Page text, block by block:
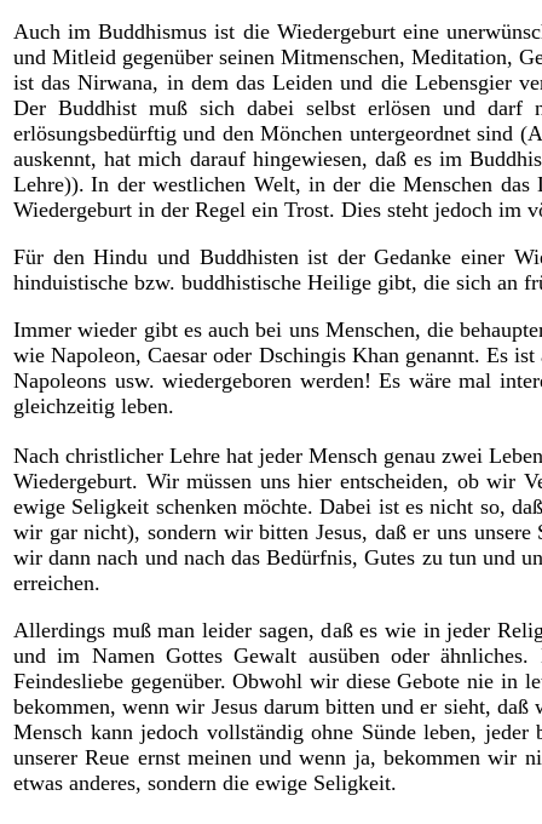
Auch im Buddhismus ist die Wiedergeburt eine
und Mitleid gegenüber seinen Mitmenschen, Meditation,
ist das Nirwana, in dem das Leiden und die Lebensgier
Der Buddhist muß sich dabei selbst erlösen und
erlösungsbedürftig und den Mönchen untergeordnet sind
auskennt, hat mich darauf hingewiesen, daß es im
Lehre)). In der westlichen Welt, in der die Menschen das
Wiedergeburt in der Regel ein Trost. Dies steht jedoch im
Für den Hindu und Buddhisten ist der Gedanke einer
hinduistische bzw. buddhistische Heilige gibt, die sich an
Immer wieder gibt es auch bei uns Menschen, die
wie Napoleon, Caesar oder Dschingis Khan genannt. Es
Napoleons usw. wiedergeboren werden! Es wäre mal
gleichzeitig leben.
Nach christlicher Lehre hat jeder Mensch genau zwei
Wiedergeburt. Wir müssen uns hier entscheiden, ob wir
ewige Seligkeit schenken möchte. Dabei ist es nicht so,
wir gar nicht), sondern wir bitten Jesus, daß er uns
wir dann nach und nach das Bedürfnis, Gutes zu tun und
erreichen.
Allerdings muß man leider sagen, daß es wie in jeder
und im Namen Gottes Gewalt ausüben oder
Feindesliebe gegenüber. Obwohl wir diese Gebote nie in
bekommen, wenn wir Jesus darum bitten und er sieht,
Mensch kann jedoch vollständig ohne Sünde leben,
unserer Reue ernst meinen und wenn ja, bekommen wir
etwas anderes, sondern die ewige Seligkeit.